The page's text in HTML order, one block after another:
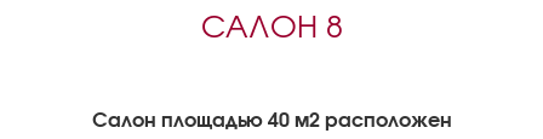
САЛОН 8
Салон площадью 40 м2 расположен